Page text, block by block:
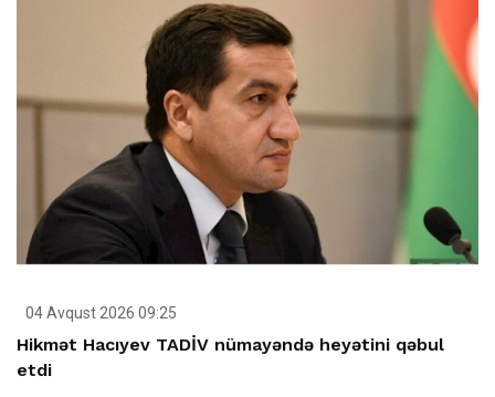
04 Avqust 2026 09:25
Hikmət Hacıyev TADİV nümayəndə heyətini qəbul
etdi